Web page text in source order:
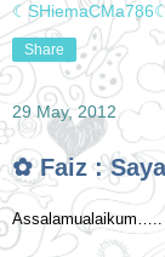
Share
29 May, 2012
✿ Faiz :
Assalamualaikum…..